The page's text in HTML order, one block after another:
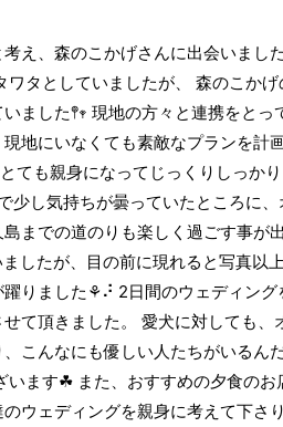
え、森のこかげさんに出会いまし
タとしていましたが、 森のこかげ
ました𖤣𖥧 現地の方々と連携をとっ
地にいなくても素敵なプランを計
ても親身になってじっくりしっか
少し気持ちが曇っていたところに、
までの道のりも楽しく過ごす事が
したが、目の前に現れると写真以
りました⚘⠜ 2日間のウェディング
て頂きました。 愛犬に対しても、
こんなにも優しい人たちがいるん
います☘︎ また、おすすめの夕食のお
ウェディングを親身に考えて下さ